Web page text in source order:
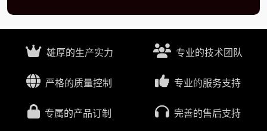
雄厚的生产实力 专业的技术团队
严格的质量控制 专业的服务支持
专属的产品订制 完善的售后支持